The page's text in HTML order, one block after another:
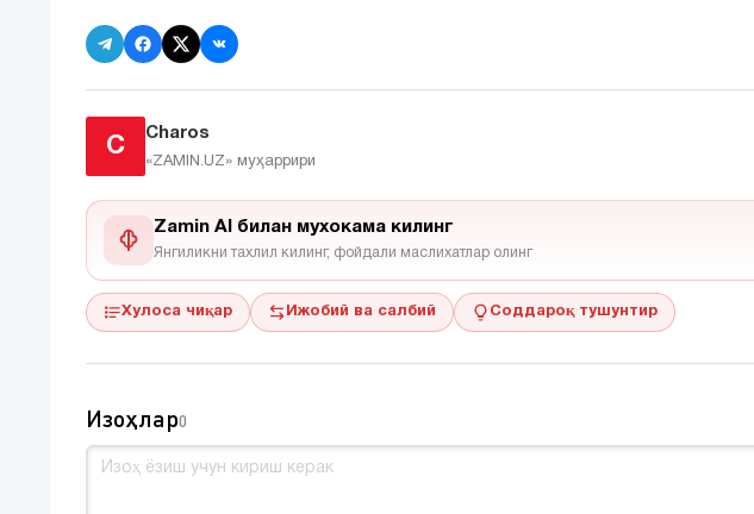
C
Charos
«ZAMIN.UZ» муҳаррири
Zamin AI билан мухокама килинг
Янгиликни тахлил килинг, фойдали маслихатлар олинг
Хулоса чиқар Ижобий ва салбий Соддароқ тушунтир
Изоҳлар0